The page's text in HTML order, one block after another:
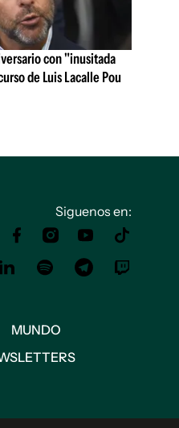
con "inusitada
de Luis Lacalle Pou
Siguenos en:
MUNDO